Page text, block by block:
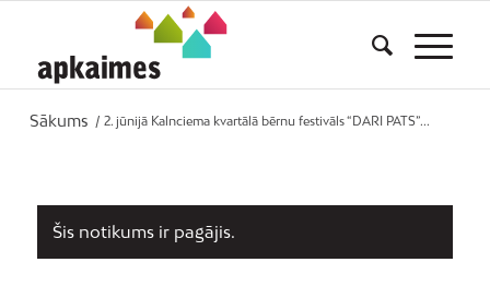
Sākums / 2. jūnijā Kalnciema kvartālā bērnu festivāls “DARI PATS”...
Šis notikums ir pagājis.